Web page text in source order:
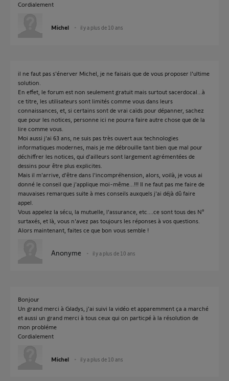
Cordialement
Michel il y a plus de 10 ans
il ne faut pas s'énerver Michel, je ne faisais que de vous proposer l'ultime
solution.
En effet, le forum est non seulement gratuit mais surtout sacerdocal...à
ce titre, les utilisateurs sont limités comme vous dans leurs
connaissances, et, si certains sont de vrai caïds pour dépanner, sachez
que pour les notices, personne ici ne pourra faire autre chose que de la
lire comme vous.
Moi aussi j'ai 63 ans, ne suis pas très ouvert aux technologies
informatiques modernes, mais je me débrouille tant bien que mal pour
déchiffrer les notices, qui d'ailleurs sont largement agrémentées de
dessins pour être plus explicites.
Mais il m'arrive, d'être dans l'incompréhension, alors, voilà, je vous ai
donné le conseil que j'applique moi-même...!!! Il ne faut pas me faire de
mauvaises remarques suite à mes conseils auxquels j'ai déjà dû faire
appel.
Vous appelez la sécu, la mutuelle, l'assurance, etc....ce sont tous des N°
surtaxés, et là, vous n'avez pas toujours les réponses à vos questions.
Alors maintenant, faites ce que bon vous semble !
Anonyme il y a plus de 10 ans
Bonjour
Un grand merci à Gladys, j'ai suivi la vidéo et apparemment ça a marché
et aussi un grand merci à tous ceux qui on particpé à la résolution de
mon probléme
Cordialement
Michel il y a plus de 10 ans